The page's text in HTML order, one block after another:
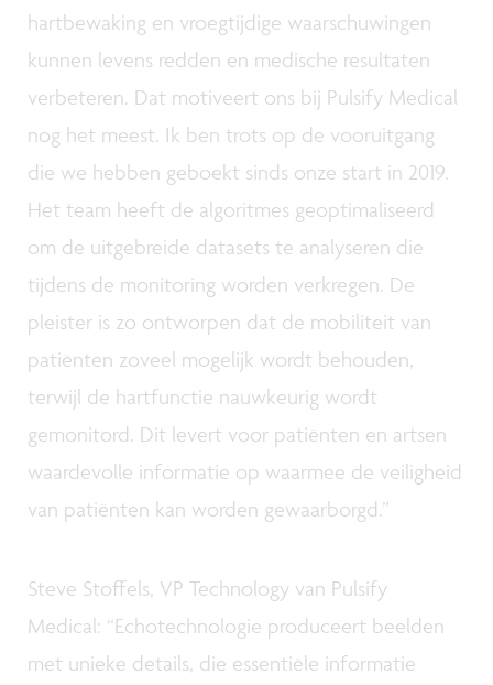
hartbewaking en vroegtijdige waarschuwingen
kunnen levens redden en medische resultaten
verbeteren. Dat motiveert ons bij Pulsify Medical
nog het meest. Ik ben trots op de vooruitgang
die we hebben geboekt sinds onze start in 2019.
Het team heeft de algoritmes geoptimaliseerd
om de uitgebreide datasets te analyseren die
tijdens de monitoring worden verkregen. De
pleister is zo ontworpen dat de mobiliteit van
patiënten zoveel mogelijk wordt behouden,
terwijl de hartfunctie nauwkeurig wordt
gemonitord. Dit levert voor patiënten en artsen
waardevolle informatie op waarmee de veiligheid
van patiënten kan worden gewaarborgd.”
Steve Stoffels, VP Technology van Pulsify
Medical: “Echotechnologie produceert beelden
met unieke details, die essentiële informatie